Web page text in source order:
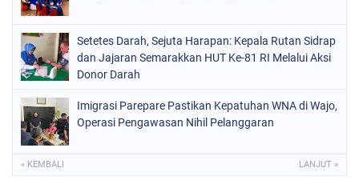
Setetes Darah, Sejuta Harapan: Kepala Rutan Sidrap
dan Jajaran Semarakkan HUT Ke-81 RI Melalui Aksi
Donor Darah
Imigrasi Parepare Pastikan Kepatuhan WNA di Wajo,
Operasi Pengawasan Nihil Pelanggaran
« KEMBALI LANJUT »